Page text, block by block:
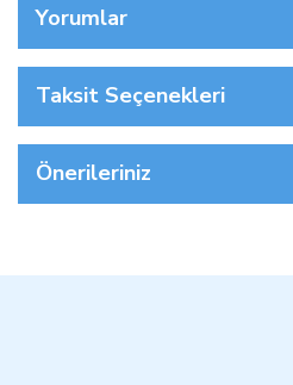
Yorumlar
Taksit Seçenekleri
Önerileriniz